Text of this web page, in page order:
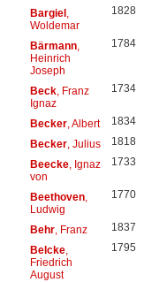
Bargiel,
Woldemar
1828
Bärmann,
Heinrich
Joseph
1784
Beck, Franz
Ignaz
1734
Becker, Albert 1834
Becker, Julius 1818
Beecke, Ignaz
von
1733
Beethoven,
Ludwig
1770
Behr, Franz 1837
Belcke,
Friedrich
August
1795